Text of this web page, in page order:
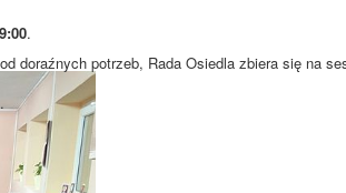
.
doraźnych potrzeb, Rada Osiedla zbiera się na